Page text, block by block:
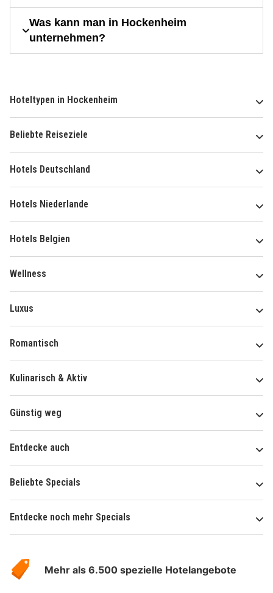
Was kann man in Hockenheim
unternehmen?
Hoteltypen in Hockenheim
Beliebte Reiseziele
Hotels Deutschland
Hotels Niederlande
Hotels Belgien
Wellness
Luxus
Romantisch
Kulinarisch & Aktiv
Günstig weg
Entdecke auch
Beliebte Specials
Entdecke noch mehr Specials
Hotelspecials
Mehr als 6.500 spezielle Hotelangebote